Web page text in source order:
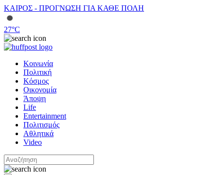
ΚΑΙΡΟΣ - ΠΡΟΓΝΩΣΗ ΓΙΑ ΚΑΘΕ ΠΟΛΗ
27°C
Κοινωνία
Πολιτική
Κόσμος
Οικονομία
Άποψη
Life
Entertainment
Πολιτισμός
Αθλητικά
Video